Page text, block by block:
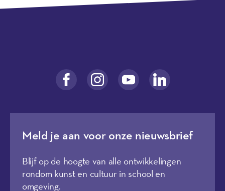
Meld je aan voor onze nieuwsbrief
Blijf op de hoogte van alle ontwikkelingen
rondom kunst en cultuur in school en
omgeving.